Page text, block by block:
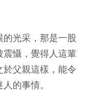
光采，那是一股
懾，覺得人這輩
父親這樣，能令
的事情。